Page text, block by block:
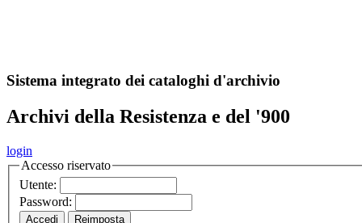
Sistema integrato dei cataloghi d'archivio
Archivi della Resistenza e del '900
login
Accesso riservato
Utente:
Password: